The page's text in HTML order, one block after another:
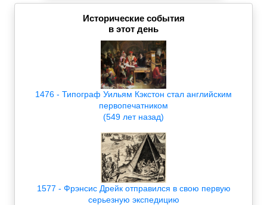
Исторические события
в этот день
1476 - Типограф Уильям Кэкстон стал английским
первопечатником
(549 лет назад)
1577 - Фрэнсис Дрейк отправился в свою первую
серьезную экспедицию